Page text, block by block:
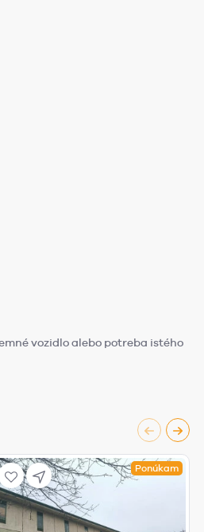
vozidlo alebo potreba istého
Ponúkam